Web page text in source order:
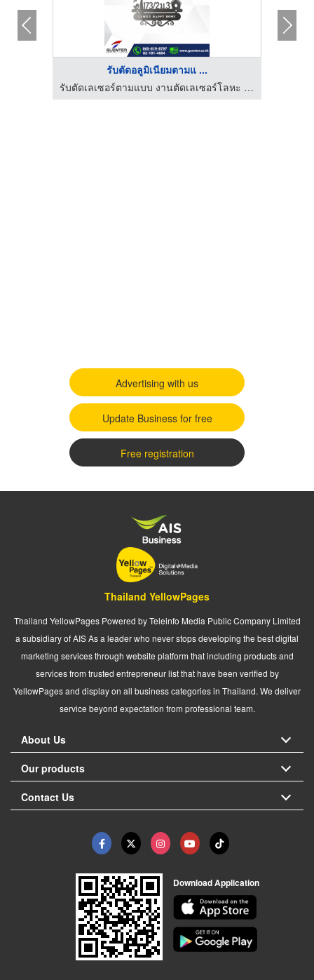
รับตัดอลูมิเนียมตามแ ...
รับตัดเลเซอร์ตามแบบ งานตัดเลเซอร์โลหะ เหล็ก สแตนเลส
Advertising with us
Update Business for free
Free registration
Thailand YellowPages
Thailand YellowPages Powered by Teleinfo Media Public Company Limited
a subsidiary of AIS As a leader who never stops developing the best digital
marketing services through website platform that including products and
services from trusted entrepreneur list that have been verified by
YellowPages and display on all business categories in Thailand. We deliver
service beyond expectation from professional team.
About Us
Our products
Contact Us
Download Application